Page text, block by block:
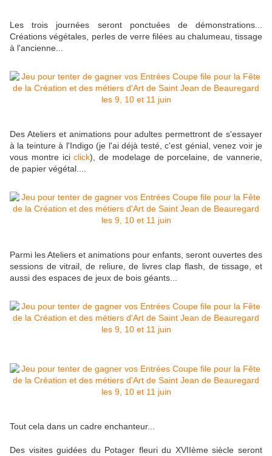
Les trois journées seront ponctuées de démonstrations...
Créations végétales, perles de verre filées au chalumeau, tissage
à l'ancienne...
Des Ateliers et animations pour adultes permettront de s'essayer
à la teinture à l'Indigo (je l'ai déjà testé, c'est génial, venez voir je
vous montre iciclick), de modelage de porcelaine, de vannerie,
de papier végétal....
Parmi les Ateliers et animations pour enfants, seront ouvertes des
sessions de vitrail, de reliure, de livres clap flash, de tissage, et
aussi des espaces de jeux de bois géants...
Tout cela dans un cadre enchanteur...
Des visites guidées du Potager fleuri du XVIIème siècle seront